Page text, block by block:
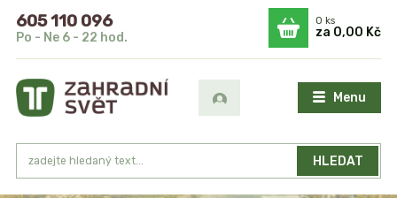
Menu
HLEDAT
605 110 096
Po - Ne 6 - 22 hod.
0ks
za 0,00 Kč